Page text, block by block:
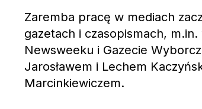
Zaremba pracę w mediach
gazetach i czasopismach,
Newsweeku i Gazecie
Jarosławem i Lechem
Marcinkiewiczem.